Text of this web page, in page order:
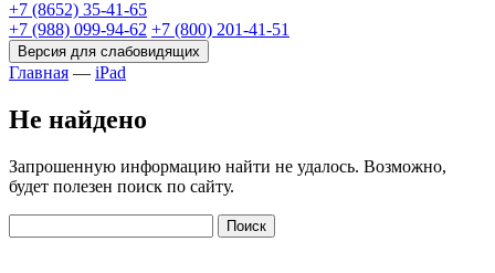
+7 (8652) 35-41-65
+7 (988) 099-94-62 +7 (800) 201-41-51
Главная — iPad
Не найдено
Запрошенную информацию найти не удалось. Возможно,
будет полезен поиск по сайту.